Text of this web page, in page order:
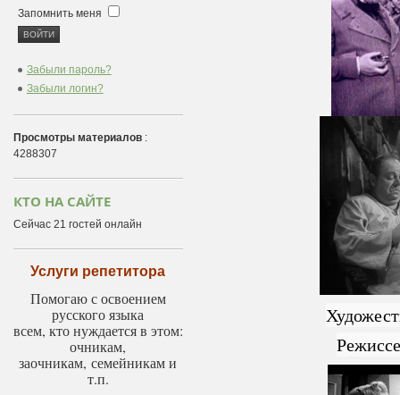
Запомнить меня
Забыли пароль?
Забыли логин?
Просмотры материалов:
4288307
КТО НА САЙТЕ
Сейчас 21 гостей онлайн
Услуги репетитора
Помогаю с освоением
русского языка
всем, кто нуждается в этом:
очникам,
заочникам, семейникам и
т.п.